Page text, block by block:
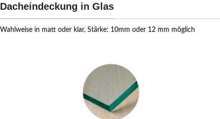
Dacheindeckung in Glas
Wahlweise in matt oder klar, Stärke: 10mm oder 12 mm möglich